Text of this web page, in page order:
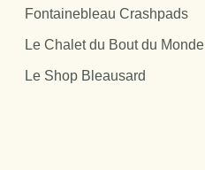
Fontainebleau Crashpads
Le Chalet du Bout du Monde
Le Shop Bleausard